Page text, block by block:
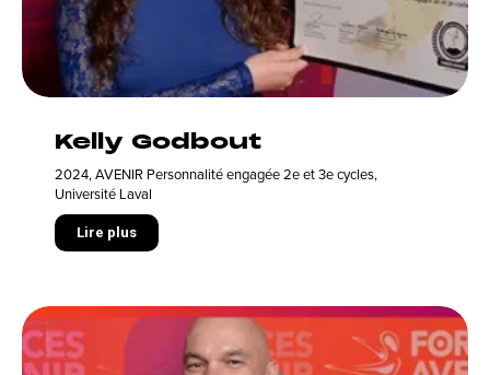
Kelly Godbout
2024,AVENIR Personnalité engagée 2e et 3e cycles,
Université Laval
Lire plus